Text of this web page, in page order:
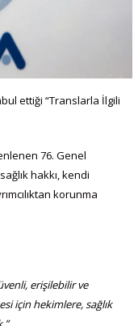
ettiği “Translarla İlgili
76. Genel
hakkı, kendi
korunma
erişilebilir ve
için hekimlere, sağlık